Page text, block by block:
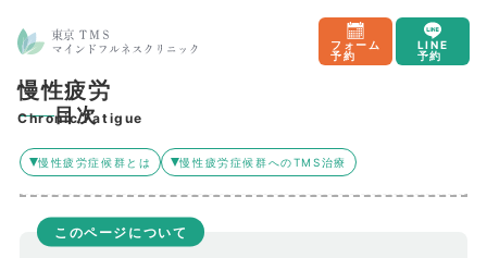
フォーム
予約
LINE
予約
慢性疲労
Chronic Fatigue
目次
慢性疲労症候群とは 慢性疲労症候群へのTMS治療
このページについて